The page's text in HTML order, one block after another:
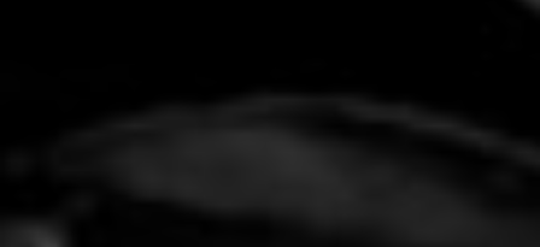
Sobre este blog
Contacto